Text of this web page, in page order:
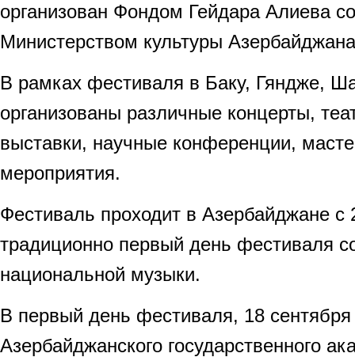
организован Фондом Гейдара Алиева
Министерством культуры
В рамках фестиваля в Баку, Гяндже,
организованы различные концерты,
выставки, научные конференции,
мероприятия.
Фестиваль проходит в Азербайджане с
традиционно первый день фестиваля
национальной музыки.
В первый день фестиваля, 18
Азербайджанского государственного